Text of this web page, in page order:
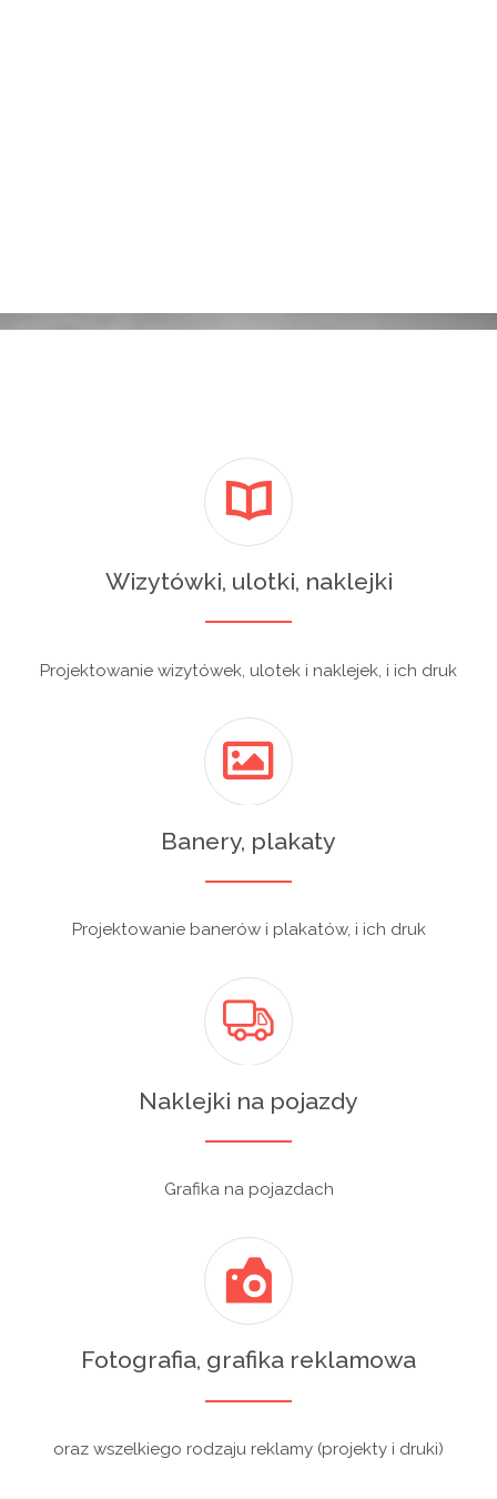
Wizytówki, ulotki, naklejki
Projektowanie wizytówek, ulotek i naklejek, i ich druk
Banery, plakaty
Projektowanie banerów i plakatów, i ich druk
Naklejki na pojazdy
Grafika na pojazdach
Fotografia, grafika reklamowa
oraz wszelkiego rodzaju reklamy (projekty i druki)